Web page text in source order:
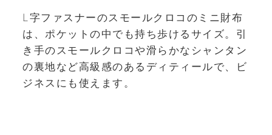
L字ファスナーのスモールクロコのミニ財布
は、ポケットの中でも持ち歩けるサイズ。引
き手のスモールクロコや滑らかなシャンタン
の裏地など高級感のあるディティールで、ビ
ジネスにも使えます。